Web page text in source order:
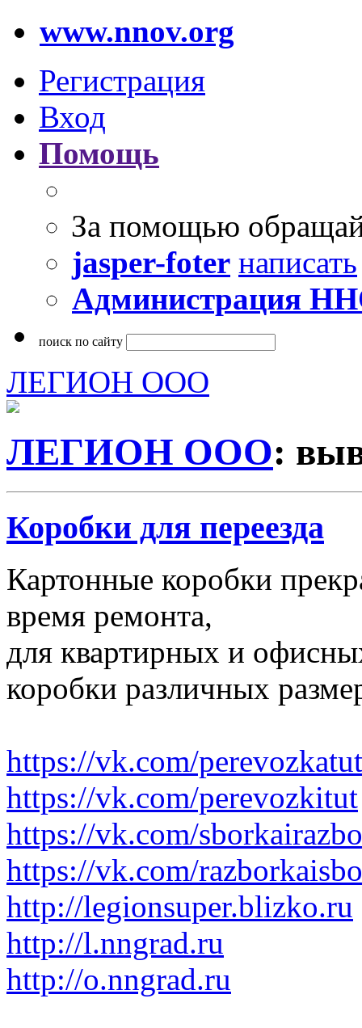
www.nnov.org
Регистрация
Вход
Помощь
За помощью
jasper-foter написать
Администрация
поиск по сайту
ЛЕГИОН ООО
ЛЕГИОН ООО:
Коробки для переезда
Картонные коробки
время ремонта,
для квартирных и
коробки различных
https://vk.com/perevozkatut
https://vk.com/perevozkitut
https://vk.com/
https://vk.com/
http://legionsuper.blizko.ru
http://l.nngrad.ru
http://o.nngrad.ru